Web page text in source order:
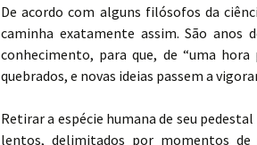
De acordo com alguns filósofos da
caminha exatamente assim. São anos
conhecimento, para que, de “uma
quebrados, e novas ideias passem a
Retirar a espécie humana de seu
lentos, delimitados por momentos de